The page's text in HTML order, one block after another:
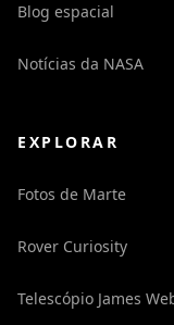
Blog espacial
Notícias da NASA
EXPLORAR
Fotos de Marte
Rover Curiosity
Telescópio James